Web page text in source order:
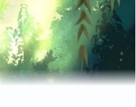
с понями.
МСК, убедитесь, что
- скоро увидимся!